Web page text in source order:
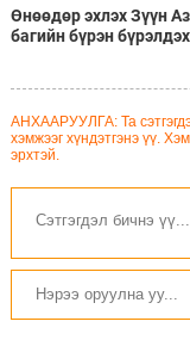
Өнөөдөр эхлэх Зүүн
багийн бүрэн
АНХААРУУЛГА: Та
хэмжээг хүндэтгэнэ үү.
эрхтэй.